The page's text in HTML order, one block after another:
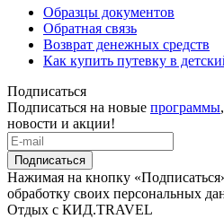
Образцы документов
Обратная связь
Возврат денежных средств
Как купить путевку в
Подписаться
Подписаться на новые программы
новости и акции!
Подписаться
Нажимая на кнопку
обработку своих персональных
Отдых с КИД.TRAVEL